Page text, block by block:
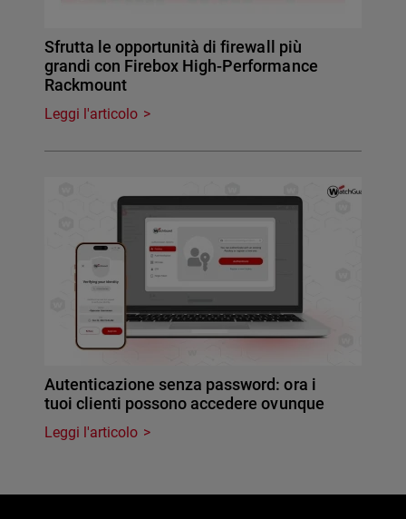
Sfrutta le opportunità di firewall più
grandi con Firebox High-Performance
Rackmount
Leggi l'articolo
Autenticazione senza password: ora i
tuoi clienti possono accedere ovunque
Leggi l'articolo